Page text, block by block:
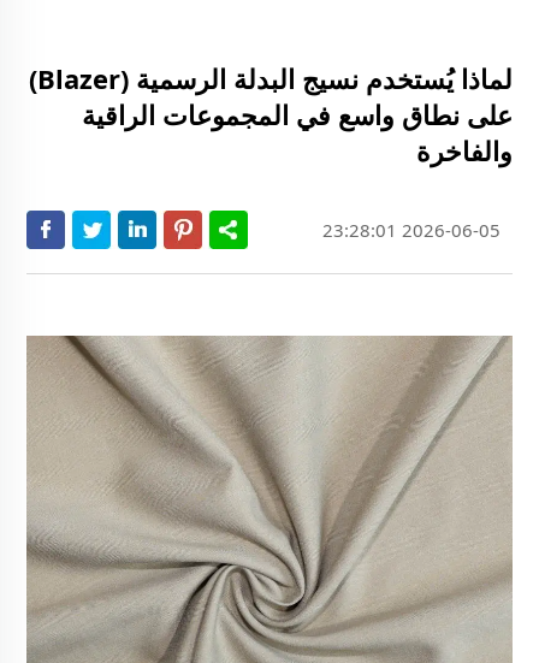
لماذا يُستخدم نسيج البدلة الرسمية (Blazer)
على نطاق واسع في المجموعات الراقية
والفاخرة
2026-06-05 23:28:01